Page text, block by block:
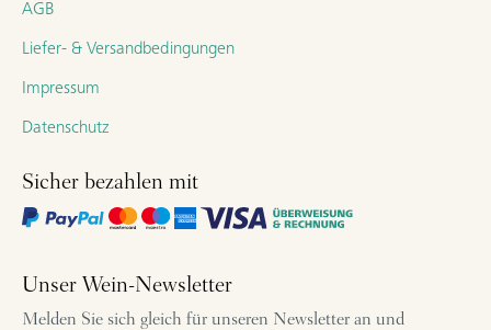
AGB
Liefer- & Versandbedingungen
Impressum
Datenschutz
Sicher bezahlen mit
Unser Wein-Newsletter
Melden Sie sich gleich für unseren Newsletter an und